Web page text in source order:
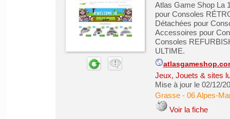
Atlas Game Shop La
pour Consoles
Détachées pour
Accessoires pour
Consoles
ULTIME.
Jeux, Jouets & sites
Mise à jour le 02/12/
Grasse- 06 Alpes-
Voir la fiche